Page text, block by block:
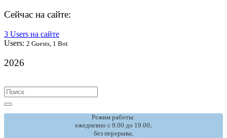
Сейчас на сайте:
3 Users на сайте
Users: 2 Guests, 1 Bot
2026
Search
for:
Режим работы:
ежедневно с 9.00 до 19.00;
без перерыва;